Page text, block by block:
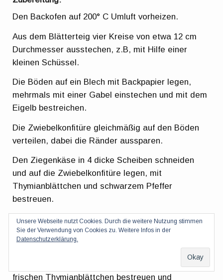
Den Backofen auf 200° C Umluft vorheizen.
Aus dem Blätterteig vier Kreise von etwa 12 cm
Durchmesser ausstechen, z.B, mit Hilfe einer
kleinen Schüssel.
Die Böden auf ein Blech mit Backpapier legen,
mehrmals mit einer Gabel einstechen und mit dem
Eigelb bestreichen.
Die Zwiebelkonfitüre gleichmäßig auf den Böden
verteilen, dabei die Ränder aussparen.
Den Ziegenkäse in 4 dicke Scheiben schneiden
und auf die Zwiebelkonfitüre legen, mit
Thymianblättchen und schwarzem Pfeffer
bestreuen.
Die Tartelettes etwa 20 Minuten backen, bis die
Ränder goldbraun sind.
Die Ziegenkäse-Tartelettes mit der Crema di
Balsamico beträufeln, eventuell nochmal mit
frischen Thymianblättchen bestreuen und
Unsere Webseite nutzt Cookies. Durch die weitere Nutzung stimmen
Sie der Verwendung von Cookies zu. Weitere Infos in der
Datenschutzerklärung.